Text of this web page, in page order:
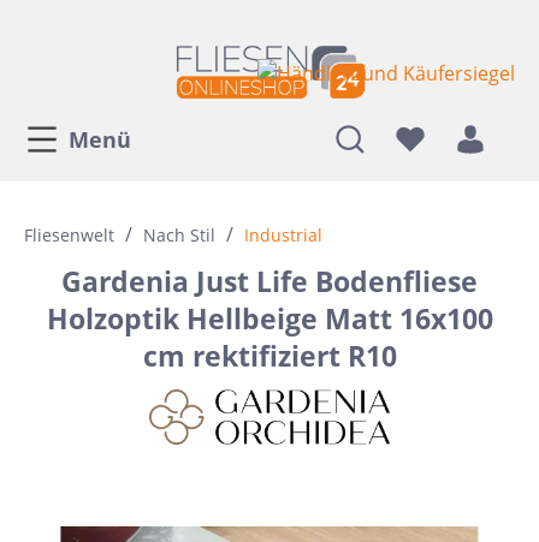
Menü
Fliesenwelt / Nach Stil / Industrial
Gardenia Just Life Bodenfliese
Holzoptik Hellbeige Matt 16x100
cm rektifiziert R10